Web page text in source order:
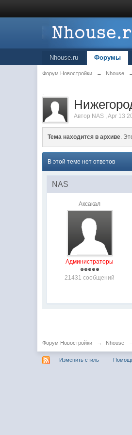
Nhouse.ru Форумы
Форум Новостройки → Nhouse
.
Автор NAS ,Apr 13
Тема находится в архиве.
В этой теме нет ответов
NAS
Аксакал
Администраторы
21431 сообщений
Форум Новостройки → Nhouse
Изменить стиль